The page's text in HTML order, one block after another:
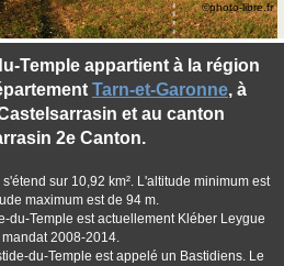
Temple appartient à la région
Tarn-et-Garonne, à
et au canton
2e Canton.
sur 10,92 km². L'altitude minimum est
maximum est de 94 m.
du-Temple est actuellement Kléber Leygue
2008-2014.
du-Temple est appelé un Bastidiens. Le
©photo-libre.fr